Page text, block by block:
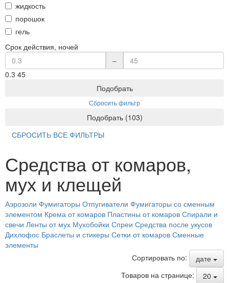
жидкость
порошок
гель
Срок действия, ночей
–
0.3 45
Подобрать
Сбросить фильтр
Подобрать (103)
СБРОСИТЬ ВСЕ ФИЛЬТРЫ
Средства от комаров,
мух и клещей
Аэрозоли Фумигаторы Отпугиватели Фумигаторы со сменным
элементом Крема от комаров Пластины от комаров Спирали и
свечи Ленты от мух Мухобойки Спреи Средства после укусов
Дихлофос Браслеты и стикеры Сетки от комаров Сменные
элементы
Сортировать по:
дате
Товаров на странице:
20